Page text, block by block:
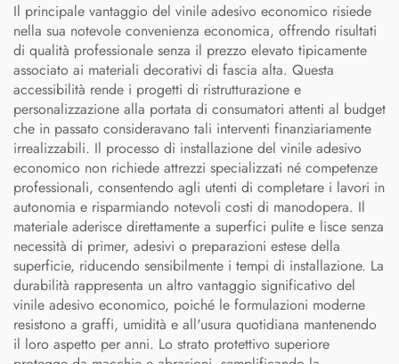
Il principale vantaggio del vinile adesivo economico risiede
nella sua notevole convenienza economica, offrendo risultati
di qualità professionale senza il prezzo elevato tipicamente
associato ai materiali decorativi di fascia alta. Questa
accessibilità rende i progetti di ristrutturazione e
personalizzazione alla portata di consumatori attenti al budget
che in passato consideravano tali interventi finanziariamente
irrealizzabili. Il processo di installazione del vinile adesivo
economico non richiede attrezzi specializzati né competenze
professionali, consentendo agli utenti di completare i lavori in
autonomia e risparmiando notevoli costi di manodopera. Il
materiale aderisce direttamente a superfici pulite e lisce senza
necessità di primer, adesivi o preparazioni estese della
superficie, riducendo sensibilmente i tempi di installazione. La
durabilità rappresenta un altro vantaggio significativo del
vinile adesivo economico, poiché le formulazioni moderne
resistono a graffi, umidità e all'usura quotidiana mantenendo
il loro aspetto per anni. Lo strato protettivo superiore